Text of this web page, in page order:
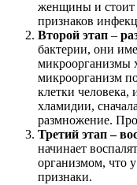
женщины и стоит
признаков
Второй этап –
бактерии, они
микроорганизмы
микроорганизм
клетки человека,
хламидии,
размножение.
Третий этап –
начинает
организмом, что
признаки.